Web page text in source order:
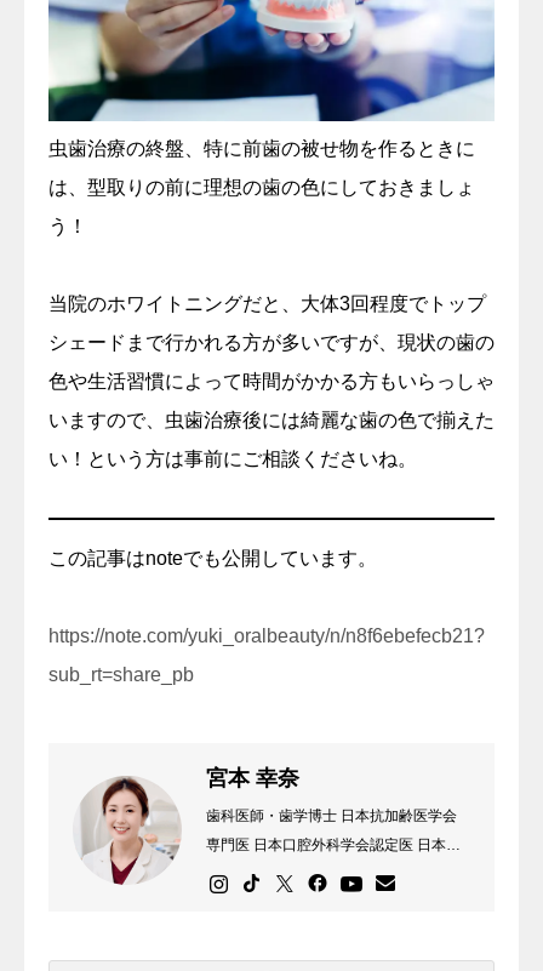
虫歯治療の終盤、特に前歯の被せ物を作るときに
は、型取りの前に理想の歯の色にしておきましょ
う！
当院のホワイトニングだと、大体3回程度でトップ
シェードまで行かれる方が多いですが、現状の歯の
色や生活習慣によって時間がかかる方もいらっしゃ
いますので、虫歯治療後には綺麗な歯の色で揃えた
い！という方は事前にご相談くださいね。
この記事はnoteでも公開しています。
https://note.com/yuki_oralbeauty/n/n8f6ebefecb21?
sub_rt=share_pb
宮本 幸奈
歯科医師・歯学博士 日本抗加齢医学会
専門医 日本口腔外科学会認定医 日本外
傷歯学会認定医 静岡県浜松市生まれ。
ベートは17歳チワワと暮らす愛犬家。